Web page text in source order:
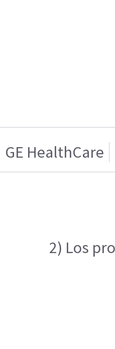
GE HealthCare
2) Los